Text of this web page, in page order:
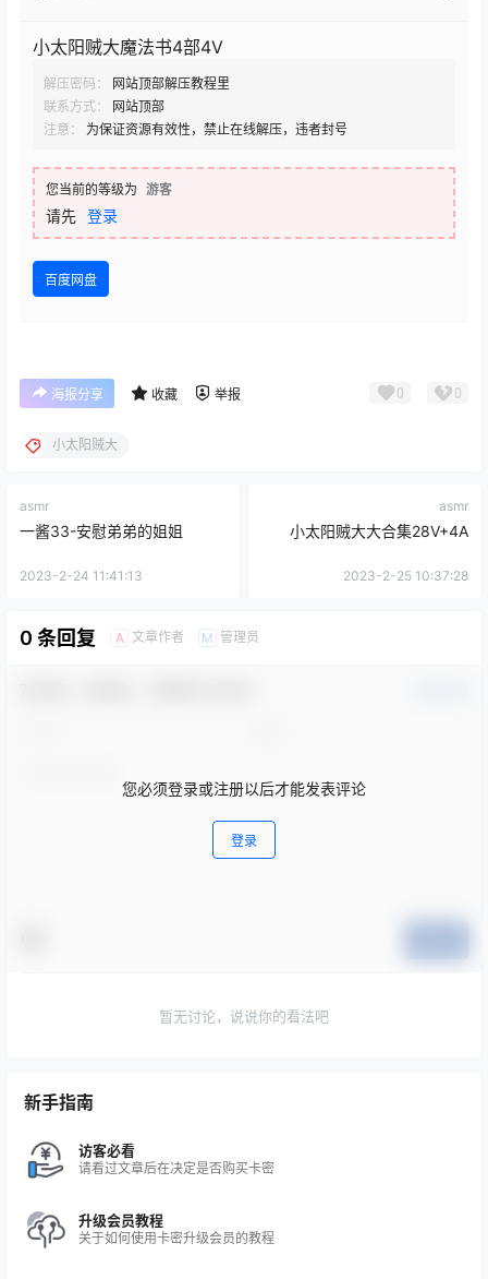
小太阳贼大魔法书4部4V
解压密码：
网站顶部解压教程里
联系方式：
网站顶部
注意：
为保证资源有效性，禁止在线解压，违者封号
您当前的等级为 游客
请先 登录
百度网盘
海报分享 收藏 举报 0 0
小太阳贼大
asmr
一酱33-安慰弟弟的姐姐
2023-2-24 11:41:13
asmr
小太阳贼大大合集28V+4A
2023-2-25 10:37:28
0 条回复 A 文章作者 M 管理员
您必须登录或注册以后才能发表评论
登录
暂无讨论，说说你的看法吧
新手指南
访客必看
请看过文章后在决定是否购买卡密
升级会员教程
关于如何使用卡密升级会员的教程